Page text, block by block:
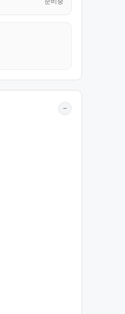
−